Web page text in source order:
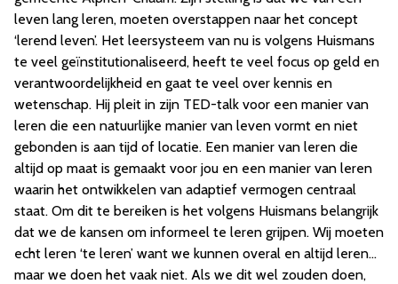
leven lang leren, moeten overstappen naar het concept
‘lerend leven’. Het leersysteem van nu is volgens Huismans
te veel geïnstitutionaliseerd, heeft te veel focus op geld en
verantwoordelijkheid en gaat te veel over kennis en
wetenschap. Hij pleit in zijn TED-talk voor een manier van
leren die een natuurlijke manier van leven vormt en niet
gebonden is aan tijd of locatie. Een manier van leren die
altijd op maat is gemaakt voor jou en een manier van leren
waarin het ontwikkelen van adaptief vermogen centraal
staat. Om dit te bereiken is het volgens Huismans belangrijk
dat we de kansen om informeel te leren grijpen. Wij moeten
echt leren ‘te leren’ want we kunnen overal en altijd leren…
maar we doen het vaak niet. Als we dit wel zouden doen,